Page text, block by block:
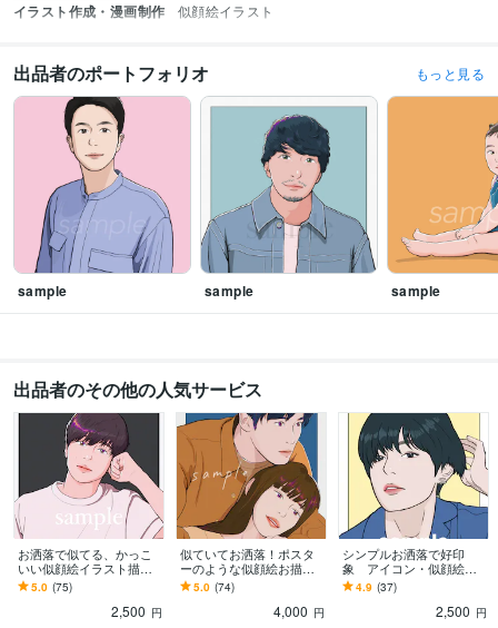
イラスト作成・漫画制作 似顔絵イラスト
出品者のポートフォリオ もっと見る
sample sample sample
出品者のその他の人気サービス
お洒落で似てる、かっこ
いい似顔絵イラスト描き
ます SNSアイコン／プロ
フィール／プレゼント／
ビジネス などに◎
5.0 (75)
2,500 円
似ていてお洒落！ポスタ
ーのような似顔絵お描き
します SNSアイコンやプ
レゼントにも◎雰囲気の
ある似顔絵イラスト
5.0 (74)
4,000 円
シンプルお洒落で好印
象 アイコン・似顔絵制
作します イラストで魅力
アップ！アイコンやイン
テリア、プレゼントにも
4.9 (37)
2,500 円